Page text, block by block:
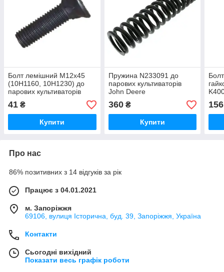
Болт лемішний М12х45
(10H1160, 10H1230) до
парових культиваторів
John Deere, Case, Wil Rich
41 ₴
Купити
Пружина N233091 до
парових культиваторів
John Deere
360₴
Купити
156
Про нас
86% позитивних з 14 відгуків за рік
Працює з 04.01.2021
м. Запоріжжя
69106, вулиця Історична, буд. 39, Запоріжжя, Україна
Контакти
Сьогодні вихідний
Показати весь графік роботи